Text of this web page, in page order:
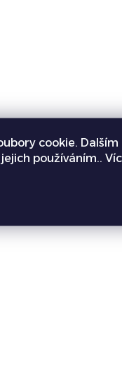
cookie.
používáním..